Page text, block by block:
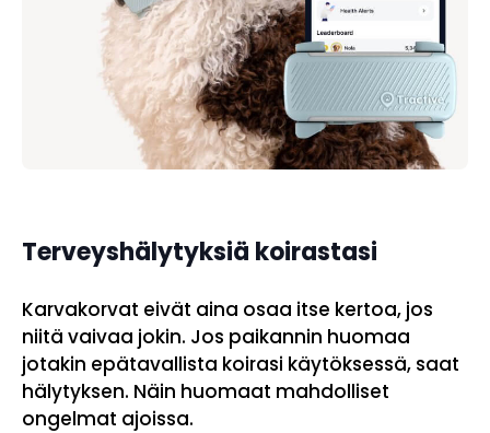
Terveyshälytyksiä koirastasi
Karvakorvat eivät aina osaa itse kertoa, jos
niitä vaivaa jokin. Jos paikannin huomaa
jotakin epätavallista koirasi käytöksessä, saat
hälytyksen. Näin huomaat mahdolliset
ongelmat ajoissa.